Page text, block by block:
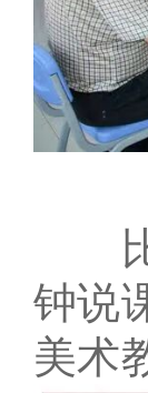
比
钟说
美术